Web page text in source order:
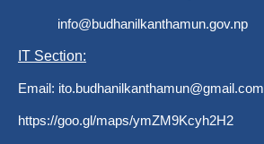
info@budhanilkanthamun.gov.np
IT Section:
Email: ito.budhanilkanthamun@gmail.com
https://goo.gl/maps/ymZM9Kcyh2H2